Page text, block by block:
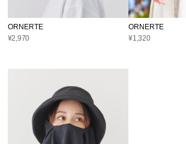
ORNERTE
¥2,970
ORNERTE
¥1,320